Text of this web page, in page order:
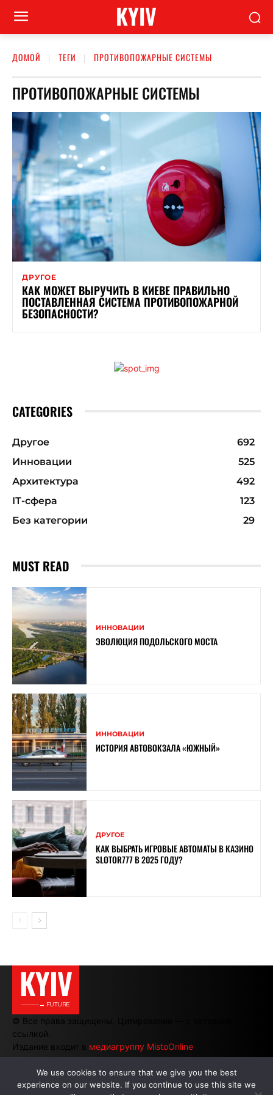
KYIV
ДОМОЙ ТЕГИ ПРОТИВОПОЖАРНЫЕ СИСТЕМЫ
ПРОТИВОПОЖАРНЫЕ СИСТЕМЫ
ДРУГОЕ
КАК МОЖЕТ ВЫРУЧИТЬ В КИЕВЕ ПРАВИЛЬНО
ПОСТАВЛЕННАЯ СИСТЕМА ПРОТИВОПОЖАРНОЙ
БЕЗОПАСНОСТИ?
CATEGORIES
Другое
692
Инновации
525
Архитектура
492
ІТ-сфера
123
Без категории
29
MUST READ
ИННОВАЦИИ
ЭВОЛЮЦИЯ ПОДОЛЬСКОГО МОСТА
ИННОВАЦИИ
ИСТОРИЯ АВТОВОКЗАЛА «ЮЖНЫЙ»
ДРУГОЕ
КАК ВЫБРАТЬ ИГРОВЫЕ АВТОМАТЫ В КАЗИНО
SLOTOR777 В 2025 ГОДУ?
KYIV
———→ FUTURE
© Все права защищены. Цитирование — с активной
ссылкой.
Издание входит в медиагруппу MistoOnline
АВТОРЫ | РЕКЛАМА НА САЙТЕ
We use cookies to ensure that we give you the best
experience on our website. If you continue to use this site we